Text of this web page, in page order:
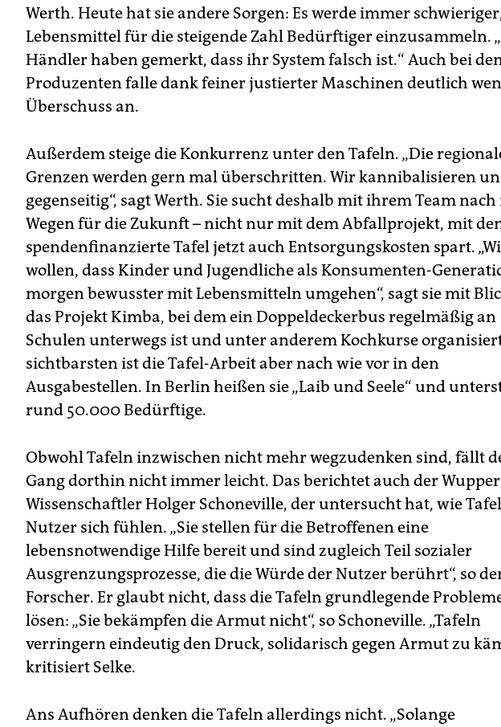
Werth. Heute hat sie andere Sorgen: Es werde immer
Lebensmittel für die steigende Zahl Bedürftiger einzusammeln.
Händler haben gemerkt, dass ihr System falsch ist.“ Auch bei
Produzenten falle dank feiner justierter Maschinen deutlich
Überschuss an.
Außerdem steige die Konkurrenz unter den Tafeln. „Die
Grenzen werden gern mal überschritten. Wir kannibalisieren
gegenseitig“, sagt Werth. Sie sucht deshalb mit ihrem Team
Wegen für die Zukunft – nicht nur mit dem Abfallprojekt, mit
spendenfinanzierte Tafel jetzt auch Entsorgungskosten spart.
wollen, dass Kinder und Jugendliche als Konsumenten-
morgen bewusster mit Lebensmitteln umgehen“, sagt sie mit
das Projekt Kimba, bei dem ein Doppeldeckerbus regelmäßig an
Schulen unterwegs ist und unter anderem Kochkurse
sichtbarsten ist die Tafel-Arbeit aber nach wie vor in den
Ausgabestellen. In Berlin heißen sie „Laib und Seele“ und
rund 50.000 Bedürftige.
Obwohl Tafeln inzwischen nicht mehr wegzudenken sind, fällt
Gang dorthin nicht immer leicht. Das berichtet auch der
Wissenschaftler Holger Schoneville, der untersucht hat, wie
Nutzer sich fühlen. „Sie stellen für die Betroffenen eine
lebensnotwendige Hilfe bereit und sind zugleich Teil sozialer
Ausgrenzungsprozesse, die die Würde der Nutzer berührt“, so
Forscher. Er glaubt nicht, dass die Tafeln grundlegende
lösen: „Sie bekämpfen die Armut nicht“, so Schoneville. „Tafeln
verringern eindeutig den Druck, solidarisch gegen Armut zu
kritisiert Selke.
Ans Aufhören denken die Tafeln allerdings nicht. „Solange